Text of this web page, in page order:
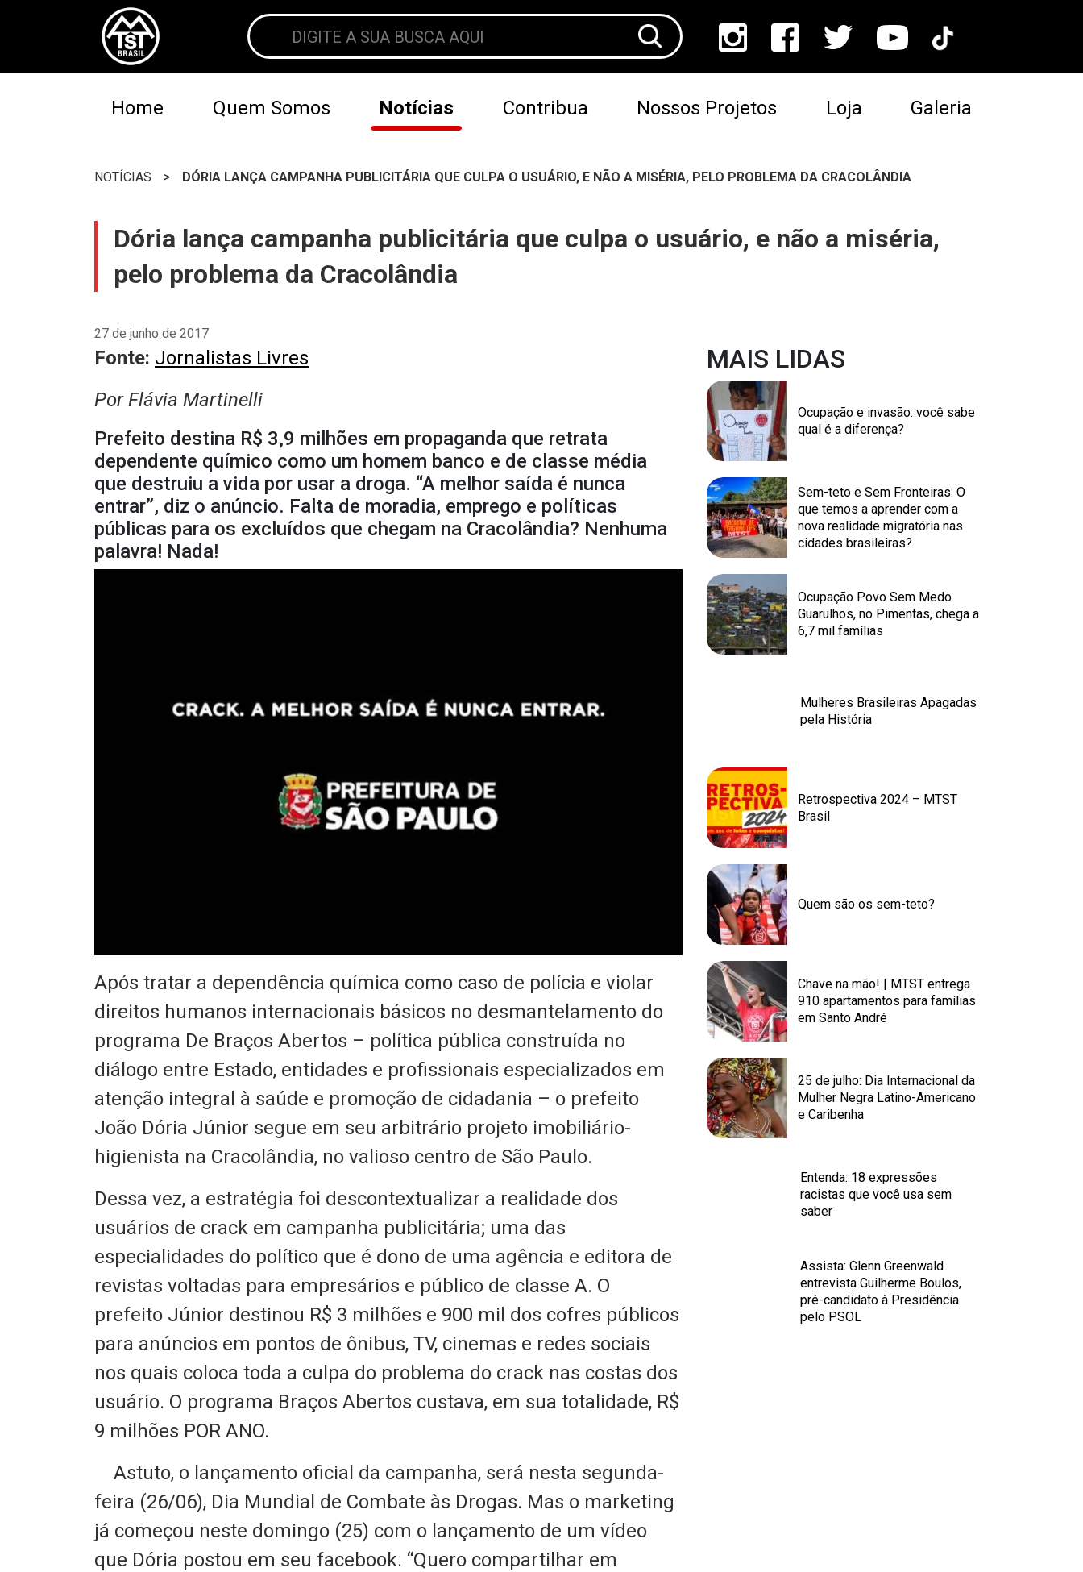
Home Quem Somos Notícias Contribua Nossos Projetos Loja Galeria
NOTÍCIAS > DÓRIA LANÇA CAMPANHA PUBLICITÁRIA QUE CULPA O USUÁRIO, E NÃO A MISÉRIA, PELO PROBLEMA DA CRACOLÂNDIA
Dória lança campanha publicitária que culpa o usuário, e não a miséria,
pelo problema da Cracolândia
27 de junho de 2017
Fonte: Jornalistas Livres
Por Flávia Martinelli
Prefeito destina R$ 3,9 milhões em propaganda que retrata
dependente químico como um homem banco e de classe média
que destruiu a vida por usar a droga. “A melhor saída é nunca
entrar”, diz o anúncio. Falta de moradia, emprego e políticas
públicas para os excluídos que chegam na Cracolândia? Nenhuma
palavra! Nada!
Após tratar a dependência química como caso de polícia e violar
direitos humanos internacionais básicos no desmantelamento do
programa De Braços Abertos – política pública construída no
diálogo entre Estado, entidades e profissionais especializados em
atenção integral à saúde e promoção de cidadania – o prefeito
João Dória Júnior segue em seu arbitrário projeto imobiliário-
higienista na Cracolândia, no valioso centro de São Paulo.
Dessa vez, a estratégia foi descontextualizar a realidade dos
usuários de crack em campanha publicitária; uma das
especialidades do político que é dono de uma agência e editora de
revistas voltadas para empresários e público de classe A. O
prefeito Júnior destinou R$ 3 milhões e 900 mil dos cofres públicos
para anúncios em pontos de ônibus, TV, cinemas e redes sociais
nos quais coloca toda a culpa do problema do crack nas costas dos
usuário. O programa Braços Abertos custava, em sua totalidade, R$
9 milhões POR ANO.
Astuto, o lançamento oficial da campanha, será nesta segunda-
feira (26/06), Dia Mundial de Combate às Drogas. Mas o marketing
já começou neste domingo (25) com o lançamento de um vídeo
que Dória postou em seu facebook. “Quero compartilhar em
MAIS LIDAS
Ocupação e invasão: você sabe
qual é a diferença?
Sem-teto e Sem Fronteiras: O
que temos a aprender com a
nova realidade migratória nas
cidades brasileiras?
Ocupação Povo Sem Medo
Guarulhos, no Pimentas, chega a
6,7 mil famílias
Mulheres Brasileiras Apagadas
pela História
Retrospectiva 2024 – MTST
Brasil
Quem são os sem-teto?
Chave na mão! | MTST entrega
910 apartamentos para famílias
em Santo André
25 de julho: Dia Internacional da
Mulher Negra Latino-Americano
e Caribenha
Entenda: 18 expressões
racistas que você usa sem
saber
Assista: Glenn Greenwald
entrevista Guilherme Boulos,
pré-candidato à Presidência
pelo PSOL